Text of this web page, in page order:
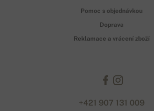
Pomoc s objednávkou
Doprava
Reklamace a vrácení zboží
+421 907 131 009